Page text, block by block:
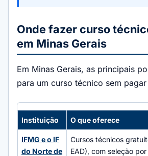
Onde fazer curso
em Minas Gerais
Em Minas Gerais, as principais
para um curso técnico sem
Instituição O que oferece
IFMG e o IF
do Norte de
Cursos técnicos
EAD), com seleção